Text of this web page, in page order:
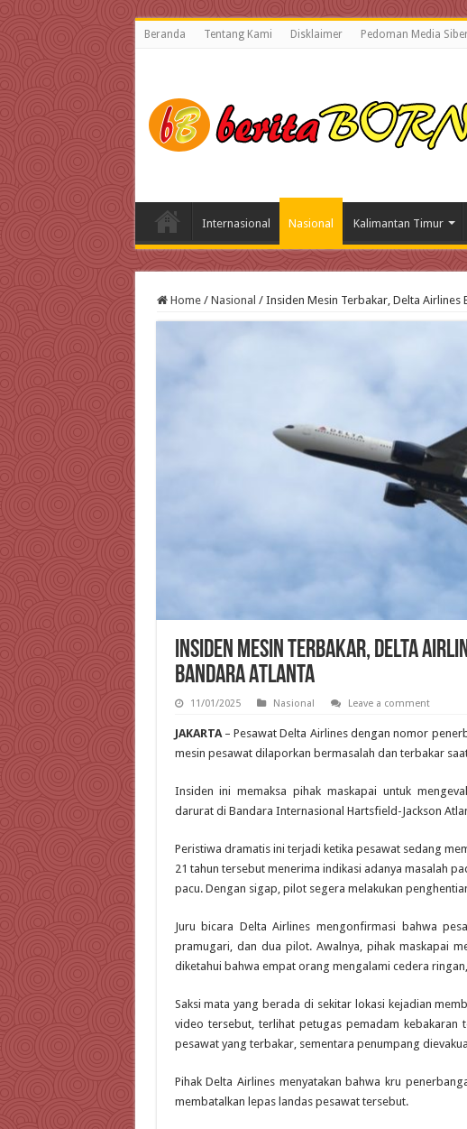
Beranda Tentang Kami Disklaimer Pedoman Media
Internasional Nasional Kalimantan Timur
Home / Nasional / Insiden Mesin Terbakar, Delta Airlines
Insiden Mesin Terbakar, Delta
Bandara Atlanta
11/01/2025 Nasional Leave a comment
JAKARTA– Pesawat Delta Airlines dengan nomor
mesin pesawat dilaporkan bermasalah dan terbakar
Insiden ini memaksa pihak maskapai untuk
darurat di Bandara Internasional Hartsfield-Jackson
Peristiwa dramatis ini terjadi ketika pesawat sedang
21 tahun tersebut menerima indikasi adanya masalah
pacu. Dengan sigap, pilot segera melakukan
Juru bicara Delta Airlines mengonfirmasi bahwa
pramugari, dan dua pilot. Awalnya, pihak maskapai
diketahui bahwa empat orang mengalami cedera
Saksi mata yang berada di sekitar lokasi kejadian
video tersebut, terlihat petugas pemadam kebakaran
pesawat yang terbakar, sementara penumpang
Pihak Delta Airlines menyatakan bahwa kru
membatalkan lepas landas pesawat tersebut.